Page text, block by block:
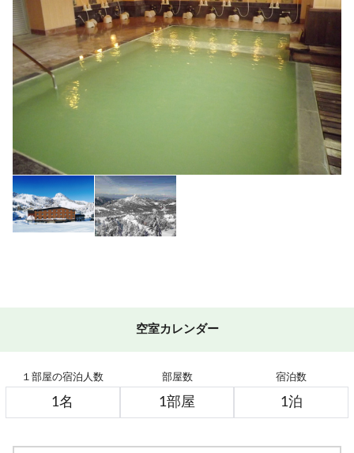
空室カレンダー
１部屋の宿泊人数 部屋数 宿泊数